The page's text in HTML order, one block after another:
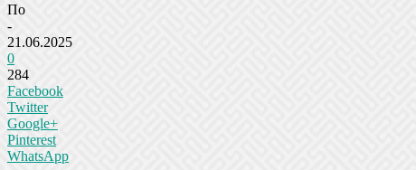
По
-
21.06.2025
0
284
Facebook
Twitter
Google+
Pinterest
WhatsApp